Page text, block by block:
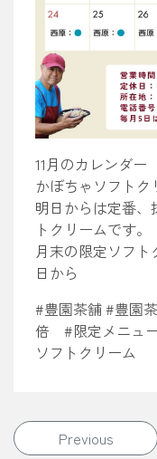
11月のカレンダー
かぼちゃソフトク
明日からは定番、
トクリームです。
月末の限定ソフト
日から
#豊園茶舗 #豊園
倍 #限定メニュ
ソフトクリーム
投稿ナビ
Previous